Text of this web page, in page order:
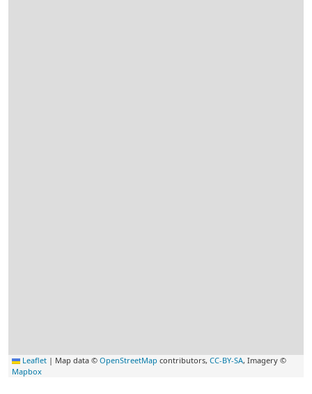
Leaflet | Map data © OpenStreetMap contributors, CC-BY-SA, Imagery ©
Mapbox